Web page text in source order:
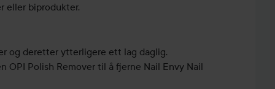
eller biprodukter.
og deretter ytterligere ett lag daglig.
OPI Polish Remover til å fjerne Nail Envy Nail